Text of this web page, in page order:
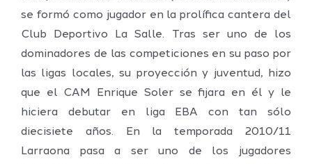
se formó como jugador en la prolífica cantera del
Club Deportivo La Salle. Tras ser uno de los
dominadores de las competiciones en su paso por
las ligas locales, su proyección y juventud, hizo
que el CAM Enrique Soler se fijara en él y le
hiciera debutar en liga EBA con tan sólo
diecisiete años. En la temporada 2010/11
Larraona pasa a ser uno de los jugadores